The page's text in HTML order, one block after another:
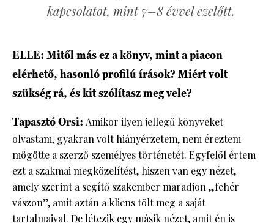
kapcsolatot, mint 7–8 évvel ezelőtt.
ELLE: Mitől más ez a könyv, mint a piacon
elérhető, hasonló profilú írások? Miért volt
szükség rá, és kit szólítasz meg vele?
Tapasztó Orsi: Amikor ilyen jellegű könyveket
olvastam, gyakran volt hiányérzetem, nem éreztem
mögötte a szerző személyes történetét. Egyfelől értem
ezt a szakmai megközelítést, hiszen van egy nézet,
amely szerint a segítő szakember maradjon „fehér
vászon”, amit aztán a kliens tölt meg a saját
tartalmaival. De létezik egy másik nézet, amit én is